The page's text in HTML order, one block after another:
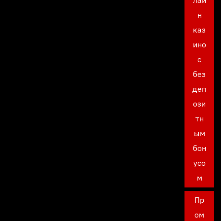
н
каз
ино
с
без
деп
ози
тн
ым
бон
усо
м
Пр
ом